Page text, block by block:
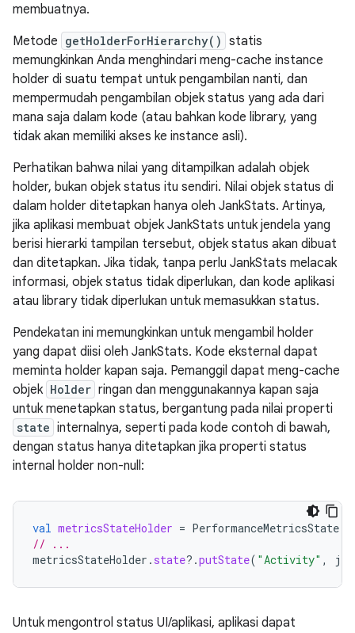
membuatnya.
Metode getHolderForHierarchy() statis
memungkinkan Anda menghindari meng-cache instance
holder di suatu tempat untuk pengambilan nanti, dan
mempermudah pengambilan objek status yang ada dari
mana saja dalam kode (atau bahkan kode library, yang
tidak akan memiliki akses ke instance asli).
Perhatikan bahwa nilai yang ditampilkan adalah objek
holder, bukan objek status itu sendiri. Nilai objek status di
dalam holder ditetapkan hanya oleh JankStats. Artinya,
jika aplikasi membuat objek JankStats untuk jendela yang
berisi hierarki tampilan tersebut, objek status akan dibuat
dan ditetapkan. Jika tidak, tanpa perlu JankStats melacak
informasi, objek status tidak diperlukan, dan kode aplikasi
atau library tidak diperlukan untuk memasukkan status.
Pendekatan ini memungkinkan untuk mengambil holder
yang dapat diisi oleh JankStats. Kode eksternal dapat
meminta holder kapan saja. Pemanggil dapat meng-cache
objek Holder ringan dan menggunakannya kapan saja
untuk menetapkan status, bergantung pada nilai properti
state internalnya, seperti pada kode contoh di bawah,
dengan status hanya ditetapkan jika properti status
internal holder non-null:
val metricsStateHolder = PerformanceMetricsState
// ...
metricsStateHolder . state?.putState( "Activity" ,
Untuk mengontrol status UI/aplikasi, aplikasi dapat